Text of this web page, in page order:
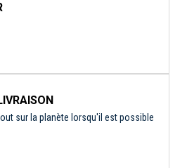
sur la planète lorsqu'il est possible